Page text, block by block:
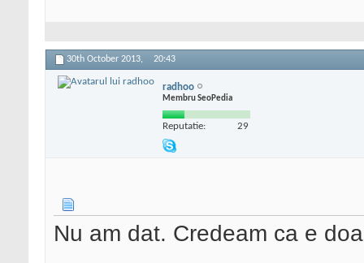
30th October 2013, 20:43
radhoo
Membru SeoPedia
Reputatie: 29
Nu am dat. Credeam ca e